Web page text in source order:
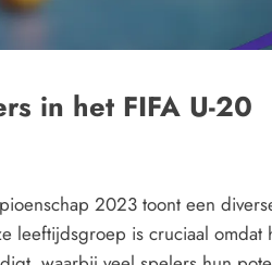
in het FIFA U-20
2023 toont een
leeftijdsgroep is cruciaal omdat